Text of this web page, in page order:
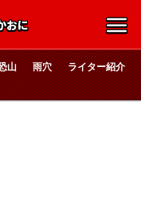
おに
山 雨穴
ライター紹介